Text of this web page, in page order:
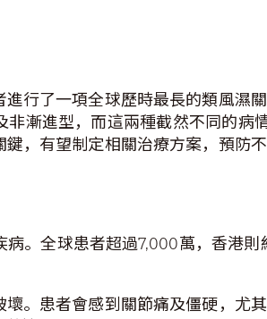
行了一項全球歷時最長的類風濕
漸進型，而這兩種截然不同的
，有望制定相關治療方案，預防
。全球患者超過7,000萬，香港
。患者會感到關節痛及僵硬，尤